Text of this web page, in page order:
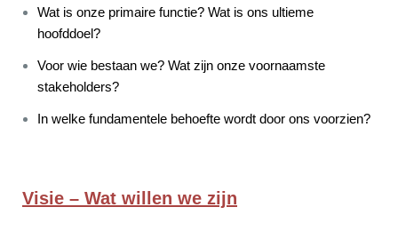
Wat is onze primaire functie? Wat is ons ultieme
hoofddoel?
Voor wie bestaan we? Wat zijn onze voornaamste
stakeholders?
In welke fundamentele behoefte wordt door ons voorzien?
Visie – Wat willen we zijn